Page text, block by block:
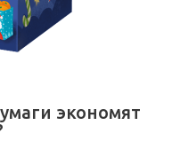
экономят